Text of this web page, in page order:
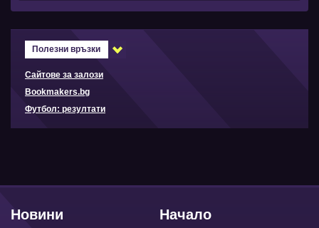
Полезни връзки
Сайтове за залози
Bookmakers.bg
Футбол: резултати
Начало
Новини